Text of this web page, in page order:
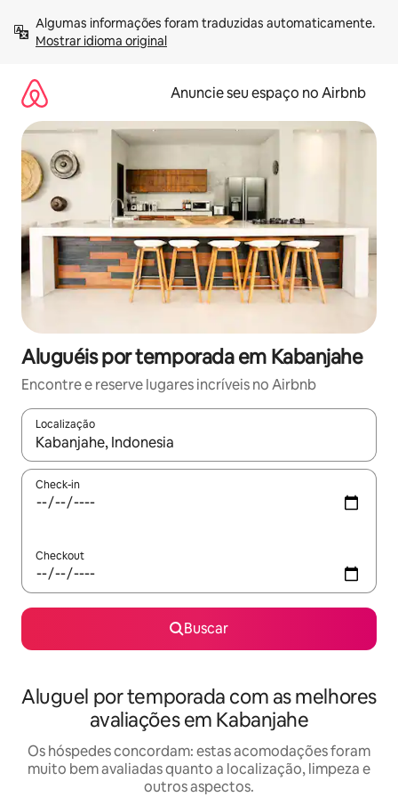
para
Mostrar idioma original
Anuncie seu espaço no Airbnb
Aluguéis por temporada em Kabanjahe
Encontre e reserve lugares incríveis no Airbnb
Localização
Quando os resultados estiverem disponíveis, explore-os
Check-in
Checkout
Buscar
Aluguel por temporada com as melhores
avaliações em Kabanjahe
Os hóspedes concordam: estas acomodações foram
muito bem avaliadas quanto a localização, limpeza e
outros aspectos.